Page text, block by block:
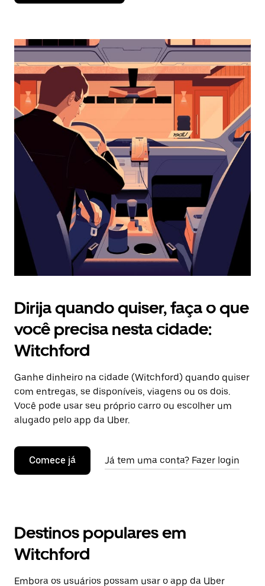
seta
interagir
o
calendário
selecionar
uma
data.
Pressione
a
tecla
“ESC”
o
calendário.
Dirija quando quiser, faça o que
você precisa nesta cidade:
Witchford
Ganhe dinheiro na cidade (Witchford) quando quiser
com entregas, se disponíveis, viagens ou os dois.
Você pode usar seu próprio carro ou escolher um
alugado pelo app da Uber.
Comece já Já tem uma conta? Fazer login
Destinos populares em
Witchford
Embora os usuários possam usar o app da Uber